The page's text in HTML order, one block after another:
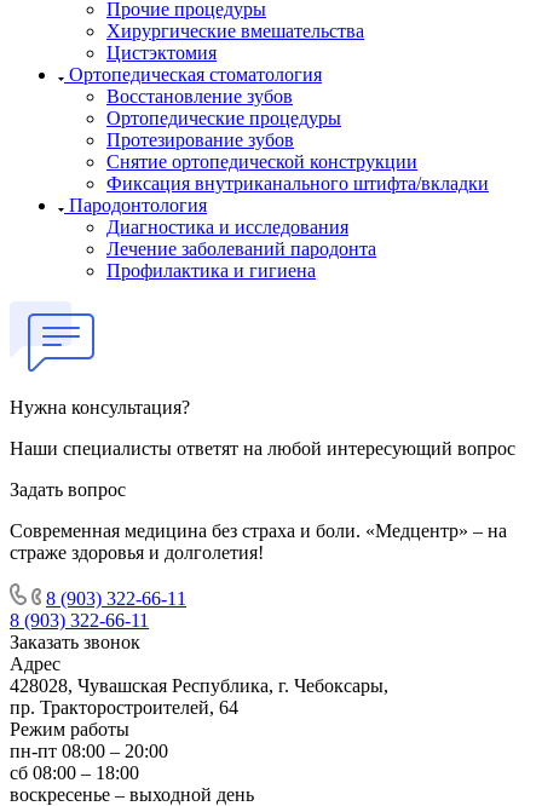
Прочие процедуры
Хирургические вмешательства
Цистэктомия
Ортопедическая стоматология
Восстановление зубов
Ортопедические процедуры
Протезирование зубов
Снятие ортопедической конструкции
Фиксация внутриканального штифта/вкладки
Пародонтология
Диагностика и исследования
Лечение заболеваний пародонта
Профилактика и гигиена
Нужна консультация?
Наши специалисты ответят на любой интересующий вопрос
Задать вопрос
Современная медицина без страха и боли. «Медцентр» – на
страже здоровья и долголетия!
8 (903) 322-66-11
8 (903) 322-66-11
Заказать звонок
Адрес
428028, Чувашская Республика, г. Чебоксары,
пр. Тракторостроителей, 64
Режим работы
пн-пт 08:00 – 20:00
сб 08:00 – 18:00
воскресенье – выходной день